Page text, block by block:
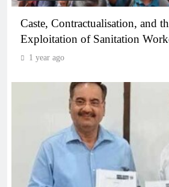
Caste, Contractualisation, and
Exploitation of Sanitation
1 year ago